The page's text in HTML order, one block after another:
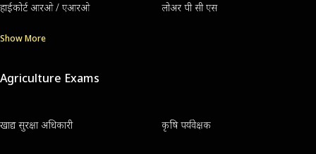
हाईकोर्ट आरओ / एआरओ लोअर पी सी एस
Show More
Agriculture Exams
खाद्य सुरक्षा अधिकारी कृषि पर्यवेक्षक